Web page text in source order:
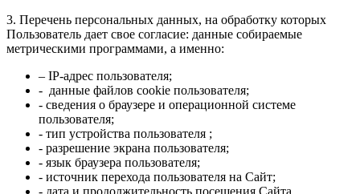
3. Перечень персональных данных, на обработку которых
Пользователь дает свое согласие: данные собираемые
метрическими программами, а именно:
– IP-адрес пользователя;
- данные файлов cookie пользователя;
- сведения о браузере и операционной системе
пользователя;
- тип устройства пользователя ;
- разрешение экрана пользователя;
- язык браузера пользователя;
- источник перехода пользователя на Сайт;
- дата и продолжительность посещения Сайта